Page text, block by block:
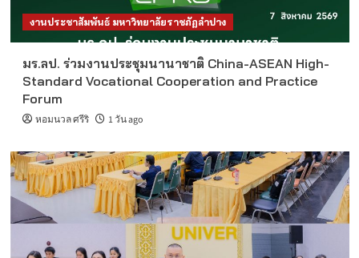
งานประชาสัมพันธ์ มหาวิทยาลัยราชภัฏลำปาง
มร.ลป. ร่วมงานประชุมนานาชาติ China-ASEAN High-
Standard Vocational Cooperation and Practice
Forum
หอมนวล ศรีริ 1 วัน ago